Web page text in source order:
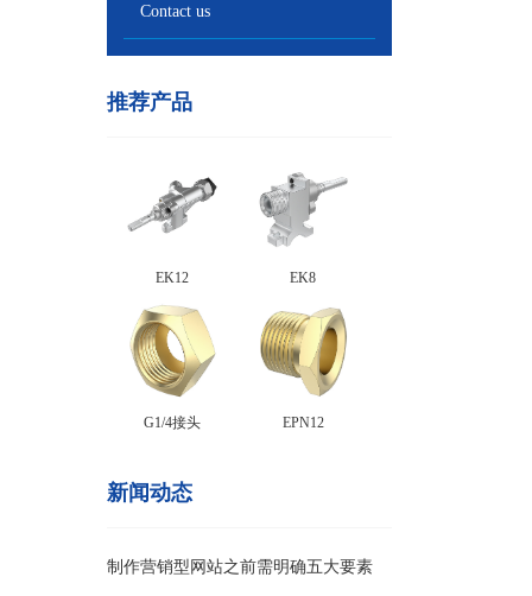
Contact us
推荐产品
EK12 EK8
G1/4接头 EPN12
新闻动态
制作营销型网站之前需明确五大要素